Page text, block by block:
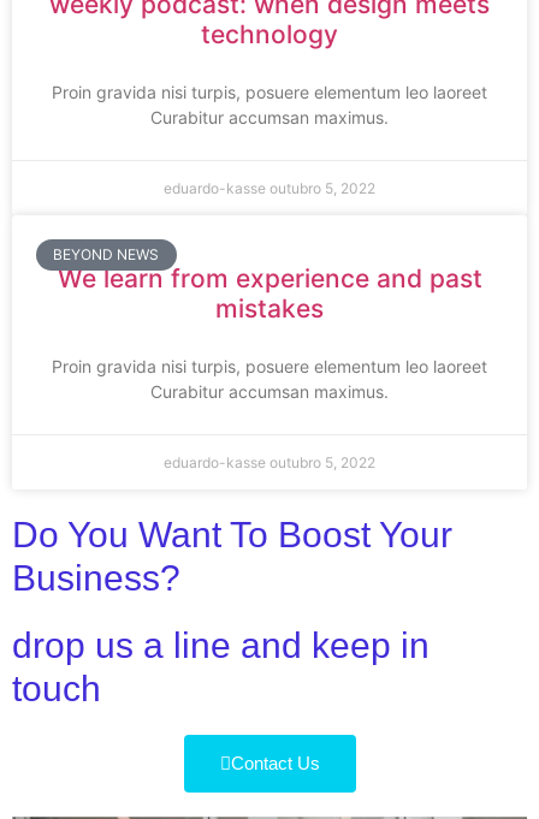
technology
Proin gravida nisi turpis, posuere elementum leo laoreet
Curabitur accumsan maximus.
eduardo-kasse outubro 5, 2022
BEYOND NEWS
We learn from experience and past
mistakes
Proin gravida nisi turpis, posuere elementum leo laoreet
Curabitur accumsan maximus.
eduardo-kasse outubro 5, 2022
Do You Want To Boost Your
Business?
drop us a line and keep in
touch
Contact Us